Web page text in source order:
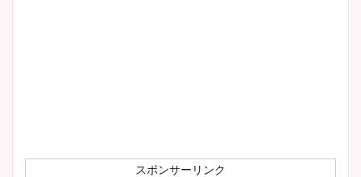
肉も凄い！
スポンサーリンク